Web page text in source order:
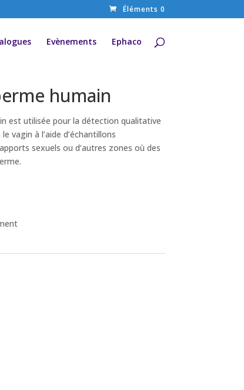
Éléments 0
Evènements Ephaco
humain
est utilisée pour la détection qualitative
vagin à l’aide d’échantillons
sexuels ou d’autres zones où des